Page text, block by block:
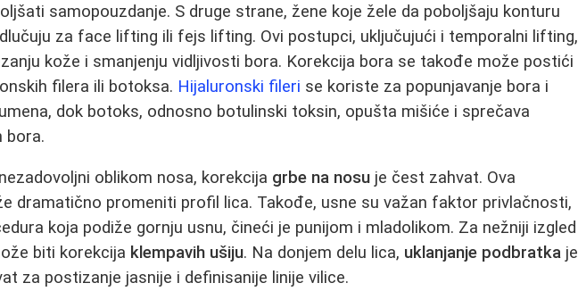
samopouzdanje. S druge strane, žene koje žele da poboljšaju konturu
za face lifting ili fejs lifting. Ovi postupci, uključujući i temporalni lifting,
kože i smanjenju vidljivosti bora. Korekcija bora se takođe može postići
filera ili botoksa. Hijaluronski fileri se koriste za popunjavanje bora i
dok botoks, odnosno botulinski toksin, opušta mišiće i sprečava
bora.
oblikom nosa, korekcija grbe na nosu je čest zahvat. Ova
dramatično promeniti profil lica. Takođe, usne su važan faktor privlačnosti,
koja podiže gornju usnu, čineći je punijom i mladolikom. Za nežniji izgled
biti korekcija klempavih ušiju. Na donjem delu lica, uklanjanje podbratka je
za postizanje jasnije i definisanije linije vilice.